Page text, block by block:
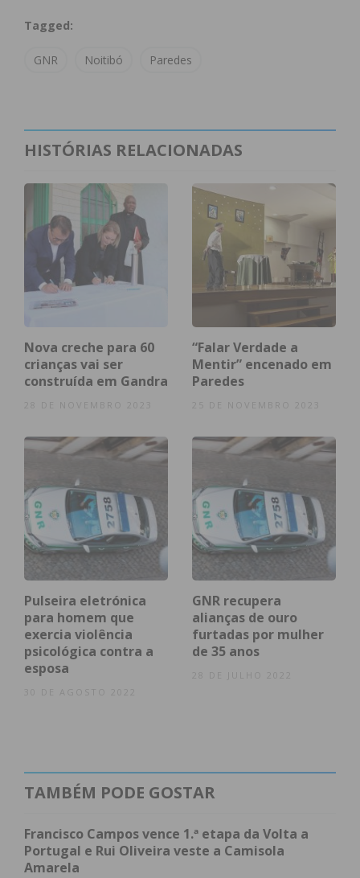
A autoridade policial relembrou ainda na
Imediato
Assine nossa newsletter por e-mail e
obtenha de forma regular a informação
Eu li e concordo com ostermos e
Tagged:
GNR Noitibó Paredes
HISTÓRIAS RELACIONADAS
Nova creche para 60
crianças vai ser
construída em Gandra
“Falar Verdade a
Mentir” encenado em
Paredes
Pulseira eletrónica
para homem que
exercia violência
psicológica contra a
esposa
30 DE AGOSTO 2022
GNR recupera
alianças de ouro
furtadas por mulher
de 35 anos
TAMBÉM PODE GOSTAR
Francisco Campos vence 1.ª etapa da Volta a
Portugal e Rui Oliveira veste a Camisola
Amarela